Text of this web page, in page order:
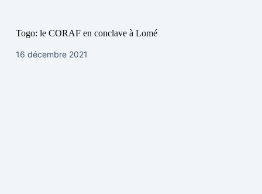
Togo: le CORAF en conclave à Lomé
16 décembre 2021